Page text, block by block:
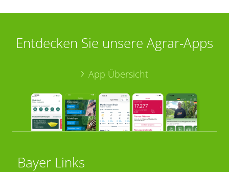
Entdecken Sie unsere Agrar-Apps
App Übersicht
Bayer Links